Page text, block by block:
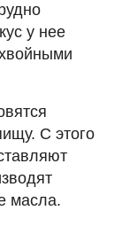
у нее
С этого
масла.